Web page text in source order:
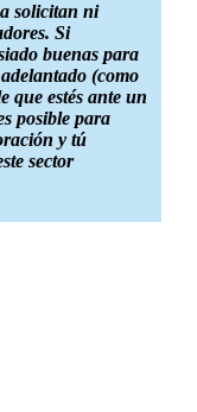
solicitan ni
Si
buenas para
(como
que estés ante un
posible para
y tú
sector